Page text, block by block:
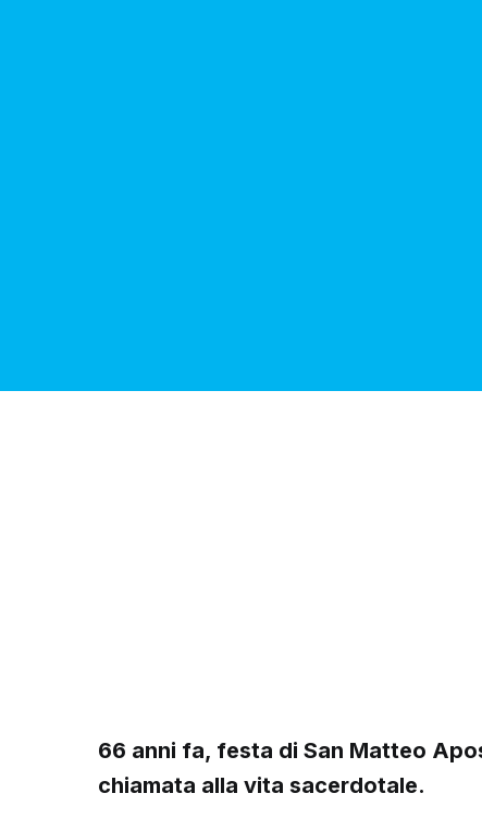
66 anni fa, festa di San Matteo
chiamata alla vita sacerdotale.